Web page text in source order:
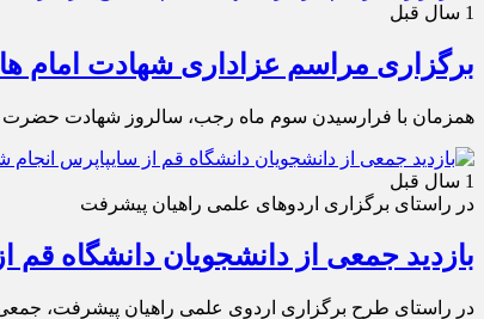
1 سال قبل
برگزاری مراسم عزاداری شهادت امام
همزمان با فرارسیدن سوم ماه رجب، سالروز شهادت حضرت
1 سال قبل
در راستای برگزاری اردوهای علمی راهیان پیشرفت
بازدید جمعی از دانشجویان دانشگاه قم
در راستای طرح برگزاری اردوی علمی راهیان پیشرفت،